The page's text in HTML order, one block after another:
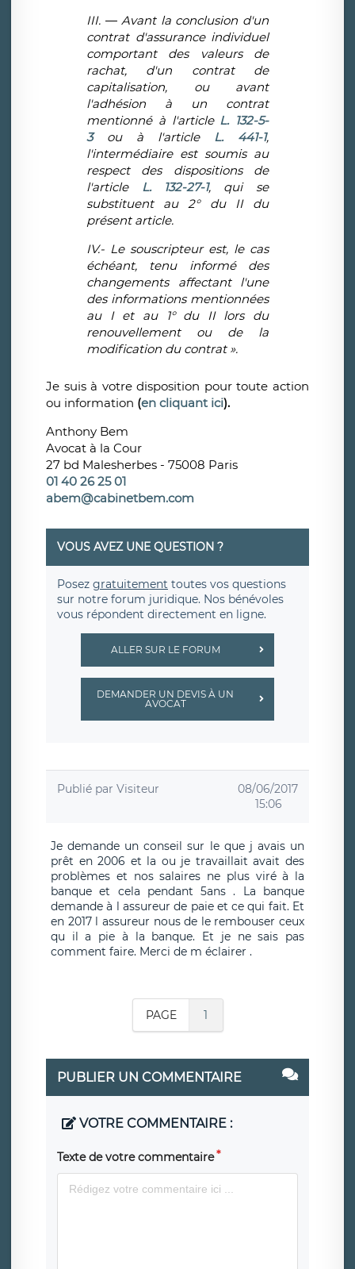
III. ― Avant la conclusion d'un
contrat d'assurance individuel
comportant des valeurs de
rachat, d'un contrat de
capitalisation, ou avant
l'adhésion à un contrat
mentionné à l'article L. 132-5-
3 ou à l'article L. 441-1,
l'intermédiaire est soumis au
respect des dispositions de
l'article
L. 132-27-1, qui se
substituent au 2° du II du
présent article.
IV.- Le souscripteur est, le cas
échéant, tenu informé des
changements affectant l'une
des informations mentionnées
au I et au 1° du II lors du
renouvellement ou de la
modification du contrat ».
Je suis à votre disposition pour toute action
ou information (en cliquant ici).
Anthony Bem
Avocat à la Cour
27 bd Malesherbes - 75008 Paris
01 40 26 25 01
abem@cabinetbem.com
VOUS AVEZ UNE QUESTION ?
Posez gratuitement toutes vos questions
sur notre forum juridique. Nos bénévoles
vous répondent directement en ligne.
ALLER SUR LE FORUM
DEMANDER UN DEVIS À UN
AVOCAT
Publié par Visiteur
08/06/2017
15:06
Je demande un conseil sur le que j avais un
prêt en 2006 et la ou je travaillait avait des
problèmes et nos salaires ne plus viré à la
banque et cela pendant 5ans . La banque
demande à l assureur de paie et ce qui fait. Et
en 2017 l assureur nous de le rembouser ceux
qu il a pie à la banque. Et je ne sais pas
comment faire. Merci de m éclairer .
PAGE 1
PUBLIER UN COMMENTAIRE
VOTRE COMMENTAIRE :
Texte de votre commentaire